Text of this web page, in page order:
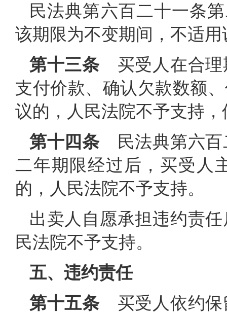
民法典第六百二十一条
该期限为不变期间，不适
第十三条买受人在合理
支付价款、确认欠款数额
议的，人民法院不予支持
第十四条民法典第六百
二年期限经过后，买受人
的，人民法院不予支持。
出卖人自愿承担违约责
民法院不予支持。
五、违约责任
第十五条买受人依约保